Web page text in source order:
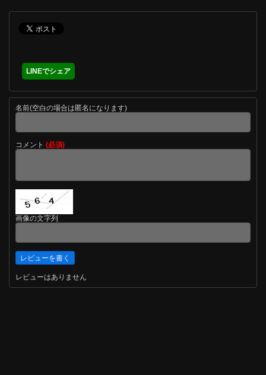
LINEでシェア
名前(空白の場合は匿名になります)
コメント (必須)
画像の文字列
レビューはありません